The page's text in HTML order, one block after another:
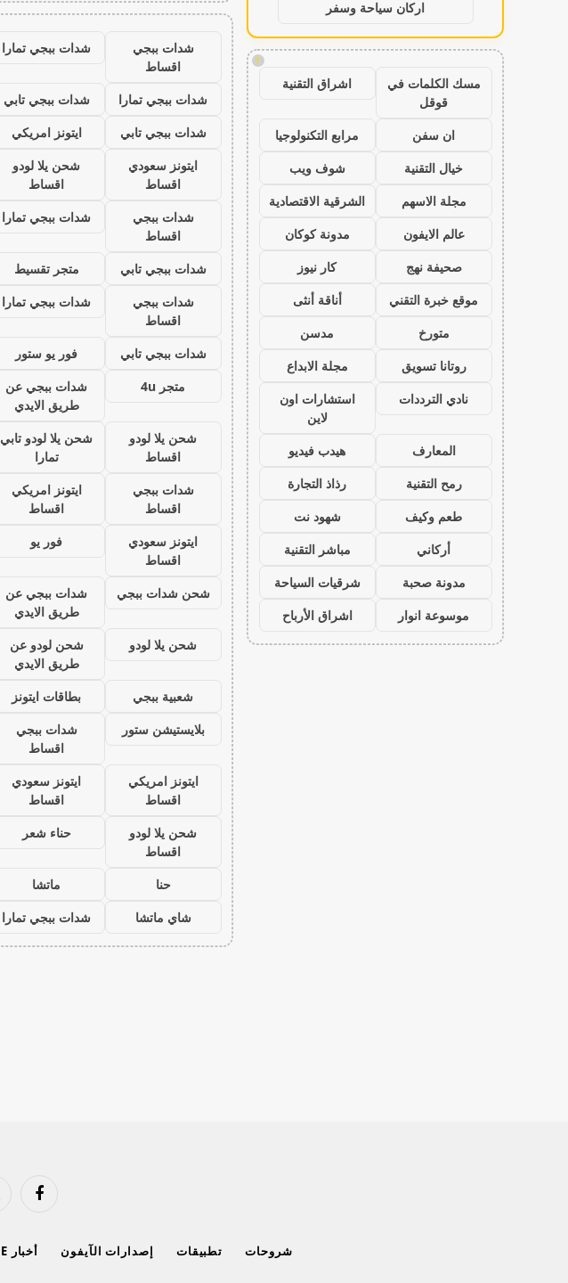
اركان سياحة وسفر
!
مسك الكلمات في
قوقل
اشراق التقنية
ان سفن
مرابع التكنولوجيا
خيال التقنية
شوف ويب
مجلة الاسهم
الشرقية الاقتصادية
عالم الايفون
مدونة كوكان
صحيفة نهج
كار نيوز
موقع خبرة التقني
أناقة أنثى
متورخ
مدسن
روتانا تسويق
مجلة الابداع
نادي الترددات
استشارات اون
لاين
المعارف
هيدب فيديو
رمح التقنية
رذاذ التجارة
طعم وكيف
شهود نت
أركاني
مباشر التقنية
مدونة صحبة
شرقيات السياحة
موسوعة انوار
اشراق الأرباح
شدات ببجي
اقساط
شدات ببجي تمارا
شدات ببجي تمارا
شدات ببجي تابي
شدات ببجي تابي
ايتونز امريكي
ايتونز سعودي
اقساط
شحن يلا لودو
اقساط
شدات ببجي
اقساط
شدات ببجي تمارا
شدات ببجي تابي
متجر تقسيط
شدات ببجي
اقساط
شدات ببجي تمارا
شدات ببجي تابي
فور يو ستور
متجر 4u
شدات ببجي عن
طريق الايدي
شحن يلا لودو
اقساط
شحن يلا لودو تابي
تمارا
شدات ببجي
اقساط
ايتونز امريكي
اقساط
ايتونز سعودي
اقساط
فور يو
شحن شدات ببجي
شدات ببجي عن
طريق الايدي
شحن يلا لودو
شحن لودو عن
طريق الايدي
شعبية ببجي
بطاقات ايتونز
بلايستيشن ستور
شدات ببجي
اقساط
ايتونز امريكي
اقساط
ايتونز سعودي
اقساط
شحن يلا لودو
اقساط
حناء شعر
حنا
ماتشا
شاي ماتشا
شدات ببجي تمارا
فيسبوك
شروحات تطبيقات إصدارات الآيفون أخبار APPLE